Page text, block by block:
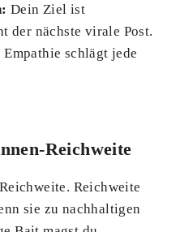
Dein Ziel ist
der nächste virale Post.
Empathie schlägt jede
Reichweite
Reichweite
sie zu nachhaltigen